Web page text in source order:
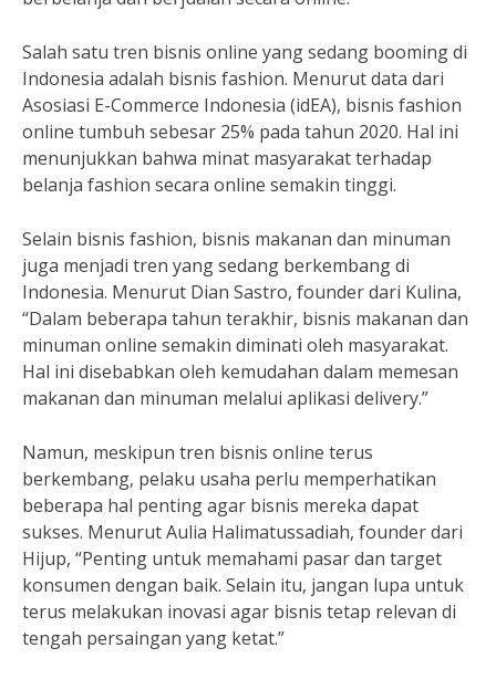
Salah satu tren bisnis online yang sedang booming di
Indonesia adalah bisnis fashion. Menurut data dari
Asosiasi E-Commerce Indonesia (idEA), bisnis fashion
online tumbuh sebesar 25% pada tahun 2020. Hal ini
menunjukkan bahwa minat masyarakat terhadap
belanja fashion secara online semakin tinggi.
Selain bisnis fashion, bisnis makanan dan minuman
juga menjadi tren yang sedang berkembang di
Indonesia. Menurut Dian Sastro, founder dari Kulina,
“Dalam beberapa tahun terakhir, bisnis makanan dan
minuman online semakin diminati oleh masyarakat.
Hal ini disebabkan oleh kemudahan dalam memesan
makanan dan minuman melalui aplikasi delivery.”
Namun, meskipun tren bisnis online terus
berkembang, pelaku usaha perlu memperhatikan
beberapa hal penting agar bisnis mereka dapat
sukses. Menurut Aulia Halimatussadiah, founder dari
Hijup, “Penting untuk memahami pasar dan target
konsumen dengan baik. Selain itu, jangan lupa untuk
terus melakukan inovasi agar bisnis tetap relevan di
tengah persaingan yang ketat.”